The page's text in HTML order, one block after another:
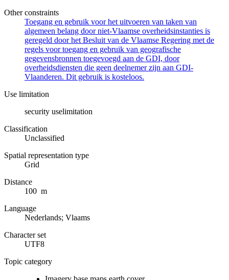
Other constraints
Toegang en gebruik voor het uitvoeren van taken van
algemeen belang door niet-Vlaamse overheidsinstanties is
geregeld door het Besluit van de Vlaamse Regering met de
regels voor toegang en gebruik van geografische
gegevensbronnen toegevoegd aan de GDI, door
overheidsdiensten die geen deelnemer zijn aan GDI-
Vlaanderen. Dit gebruik is kosteloos.
Use limitation
security uselimitation
Classification
Unclassified
Spatial representation type
Grid
Distance
100 m
Language
Nederlands; Vlaams
Character set
UTF8
Topic category